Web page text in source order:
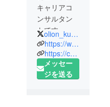
キャリアコ
ンサルタン
トです。
ちゃんと、
国家資格
キャリアコ
ンサルタン
olion_kusumoto
https://www.olion.gifts/
https://careerconsultant.mhlw.go.jp/search/Matching/CareerDetail?e=1701b29f160d547fdd30f344fb9e6b6b
メッセー
ジを送る